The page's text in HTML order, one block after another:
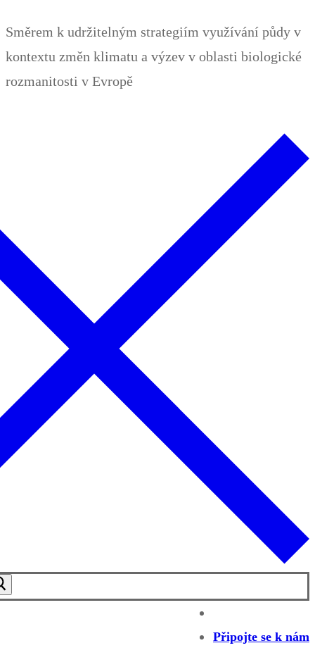
Inhalt
springen
Směrem k udržitelným strategiím využívání půdy v
kontextu změn klimatu a výzev v oblasti biologické
rozmanitosti v Evropě
Připojte se k nám